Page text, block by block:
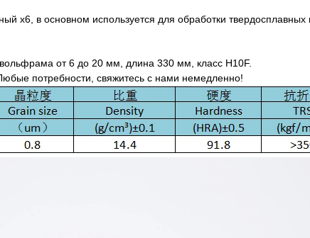
х6, в основном используется для обработки
от 6 до 20 мм, длина 330 мм, класс H10F.
потребности, свяжитесь с нами немедленно!